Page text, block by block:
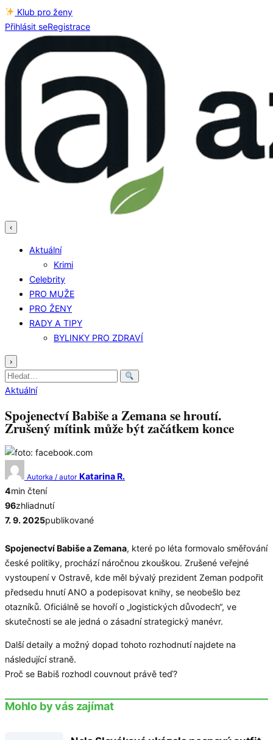
Klub pro ženy
Přihlásit seRegistrace
‹
Aktuální
Krimi
Celebrity
PRO MUŽE
PRO ŽENY
RADY A TIPY
BYLINKY PRO ZDRAVÍ
›
Hledat:
Aktuální
Spojenectví Babiše a Zemana se hroutí.
Zrušený mítink může být začátkem konce
Autorka / autor Katarina R.
4min čtení
96zhliadnutí
7. 9. 2025publikované
Spojenectví Babiše a Zemana, které po léta formovalo směřování
české politiky, prochází náročnou zkouškou. Zrušené veřejné
vystoupení v Ostravě, kde měl bývalý prezident Zeman podpořit
předsedu hnutí ANO a podepisovat knihy, se neobešlo bez
otazníků. Oficiálně se hovoří o „logistických důvodech“, ve
skutečnosti se ale jedná o zásadní strategický manévr.
Další detaily a možný dopad tohoto rozhodnutí najdete na
následující straně.
Proč se Babiš rozhodl couvnout právě teď?
Mohlo by vás zajímat